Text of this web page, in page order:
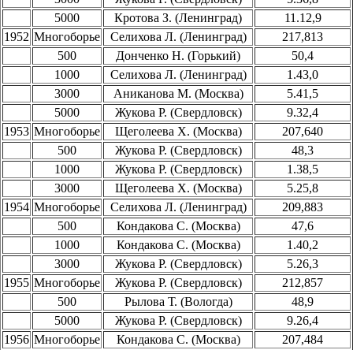
5000
Кротова З. (Ленинград)
11.12,9
1952 Многоборье Селихова Л. (Ленинград)
217,813
500
Донченко Н. (Горький)
50,4
1000
Селихова Л. (Ленинград)
1.43,0
3000
Аниканова М. (Москва)
5.41,5
5000
Жукова Р. (Свердловск)
9.32,4
1953 Многоборье Щеголеева X. (Москва)
207,640
500
Жукова Р. (Свердловск)
48,3
1000
Жукова Р. (Свердловск)
1.38,5
3000
Щеголеева X. (Москва)
5.25,8
1954 Многоборье Селихова Л. (Ленинград)
209,883
500
Кондакова С. (Москва)
47,6
1000
Кондакова С. (Москва)
1.40,2
3000
Жукова Р. (Свердловск)
5.26,3
1955 Многоборье Жукова Р. (Свердловск)
212,857
500
Рылова Т. (Вологда)
48,9
5000
Жукова Р. (Свердловск)
9.26,4
1956 Многоборье Кондакова С. (Москва) 207,484